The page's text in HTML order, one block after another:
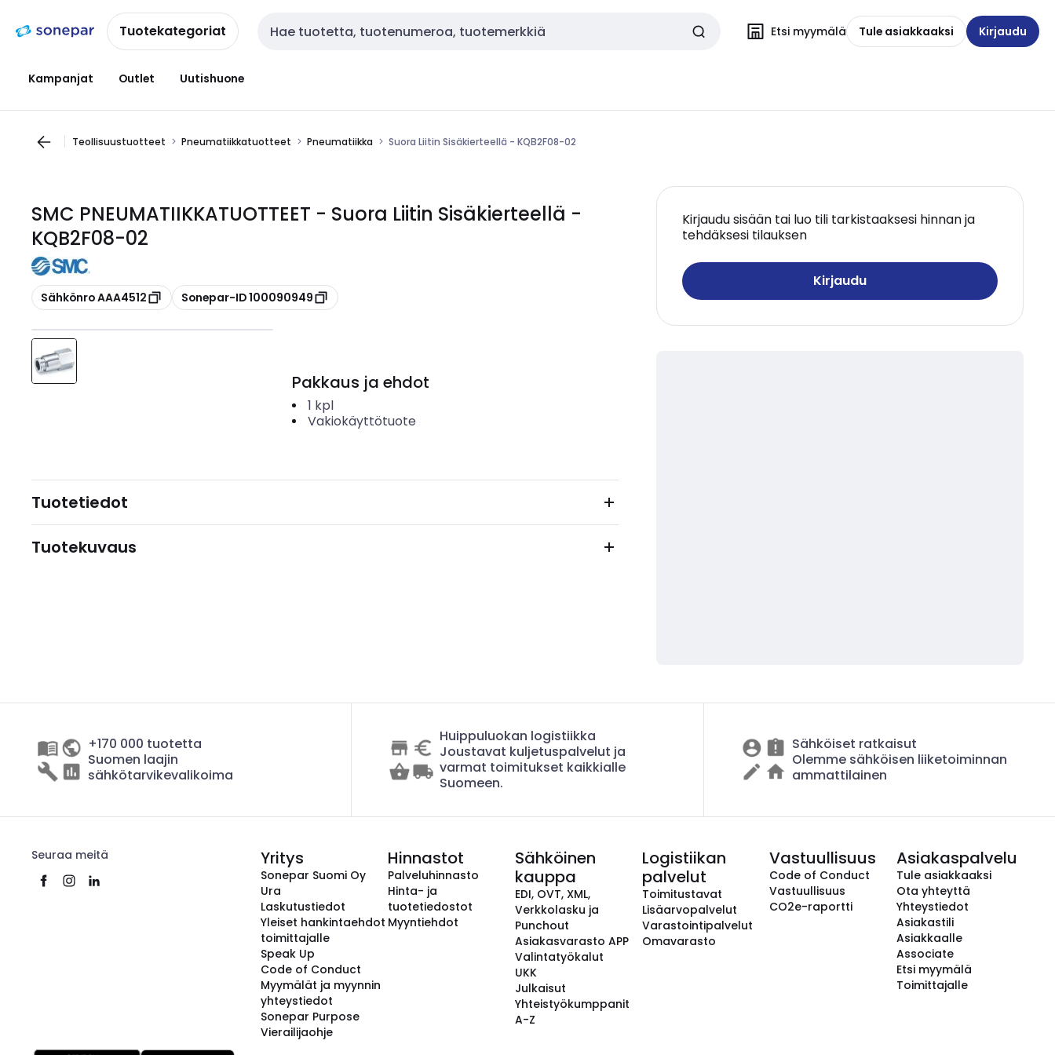
navigointiinsisältöönTuotekategoriat Haku Etsi myymälä Tule asiakkaaksi Kirjaudu
Kampanjat Outlet Uutishuone
Teollisuustuotteet Pneumatiikkatuotteet Pneumatiikka Suora Liitin Sisäkierteellä - KQB2F08-02
SMC PNEUMATIIKKATUOTTEET - Suora Liitin Sisäkierteellä -
KQB2F08-02
Kopioi
Sähkönro AAA4512 Kopioi
Sonepar-ID 100090949
Kirjaudu sisään tai luo tili tarkistaaksesi hinnan ja
tehdäksesi tilauksen
Kirjaudu
Pakkaus ja ehdot
1 kpl
Vakiokäyttötuote
Tuotetiedot
Tuotekuvaus
+170 000 tuotetta
Suomen laajin
sähkötarvikevalikoima
Huippuluokan logistiikka
Joustavat kuljetuspalvelut ja
varmat toimitukset kaikkialle
Suomeen.
Sähköiset ratkaisut
Olemme sähköisen liiketoiminnan
ammattilainen
Seuraa meitä Yritys
Sonepar Suomi Oy
Ura
Laskutustiedot
Yleiset hankintaehdot
toimittajalle
Speak Up
Code of Conduct
Myymälät ja myynnin
yhteystiedot
Sonepar Purpose
Vierailijaohje
Hinnastot
Palveluhinnasto
Hinta- ja
tuotetiedostot
Myyntiehdot
Sähköinen
kauppa
EDI, OVT, XML,
Verkkolasku ja
Punchout
Asiakasvarasto APP
Valintatyökalut
UKK
Julkaisut
Yhteistyökumppanit
A-Z
Logistiikan
palvelut
Toimitustavat
Lisäarvopalvelut
Varastointipalvelut
Omavarasto
Vastuullisuus
Code of Conduct
Vastuullisuus
CO2e-raportti
Asiakaspalvelu
Tule asiakkaaksi
Ota yhteyttä
Yhteystiedot
Asiakastili
Asiakkaalle
Associate
Etsi myymälä
Toimittajalle